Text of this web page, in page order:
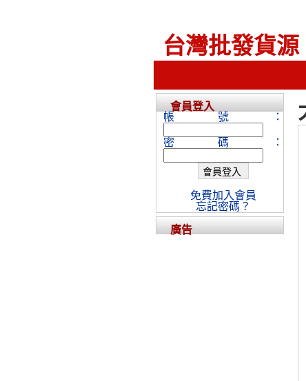
台灣批發貨源
會員登入
帳號：
密碼：
免費加入會員
忘記密碼？
廣告